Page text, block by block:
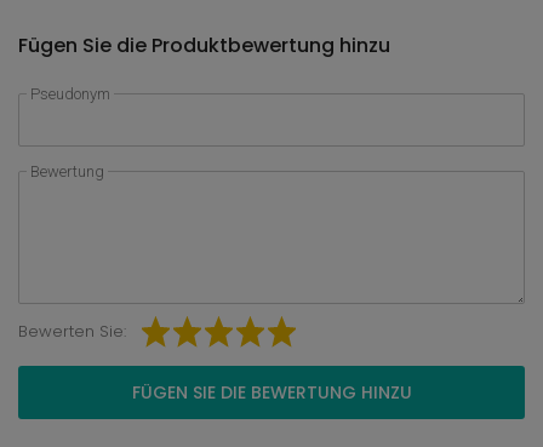
Fügen Sie die Produktbewertung hinzu
Pseudonym
Bewertung
Bewerten Sie:
FÜGEN SIE DIE BEWERTUNG HINZU